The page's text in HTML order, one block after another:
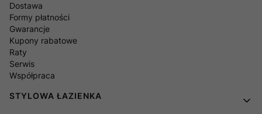
Dostawa
Formy płatności
Gwarancje
Kupony rabatowe
Raty
Serwis
Współpraca
STYLOWA ŁAZIENKA